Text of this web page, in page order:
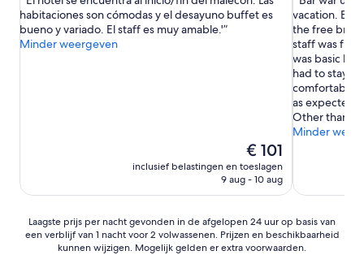
Uitstekend,
(1.009
beoordelingen)
habitaciones son cómodas y el desayuno buffet es
bueno y variado. El staff es muy amable.'
Minder weergeven
De
prijs
is
€ 101
inclusief belastingen en toeslagen
9 aug - 10 aug
Uitstekend,
(1.004
vacation.
the free
staff was
was basic
had to stay
comfortable
as expected
Other than
Minder
Laagste
prijs
Laagste prijs per nacht gevonden in de afgelopen 24 uur op basis van
een verblijf van 1 nacht voor 2 volwassenen. Prijzen en beschikbaarheid
kunnen wijzigen. Mogelijk gelden er extra voorwaarden.